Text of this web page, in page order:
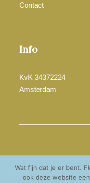
Contact
Info
KvK 34372224
Amsterdam
Privacyverklaring
Wat fijn dat je er bent.
ook deze website